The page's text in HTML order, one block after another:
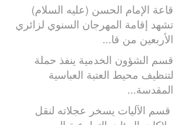
قاعة الإمام الحسن (عليه السلام)
تشهد إقامة المهرجان السنوي لزائري
الأربعين من قا...
قسم الشؤون الخدمية ينفذ حملة
لتنظيف محيط العتبة العباسية
المقدسة...
قسم الآليات يسخر عجلاته لنقل